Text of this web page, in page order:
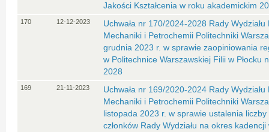
Jakości Kształcenia w roku akademickim
170 12-12-2023
Uchwała nr 170/2024-2028 Rady
Mechaniki i Petrochemii Politechniki
grudnia 2023 r. w sprawie zaopiniowania
w Politechnice Warszawskiej Filii w Płocku
2028
169 21-11-2023
Uchwała nr 169/2020-2024 Rady
Mechaniki i Petrochemii Politechniki
listopada 2023 r. w sprawie ustalenia
członków Rady Wydziału na okres